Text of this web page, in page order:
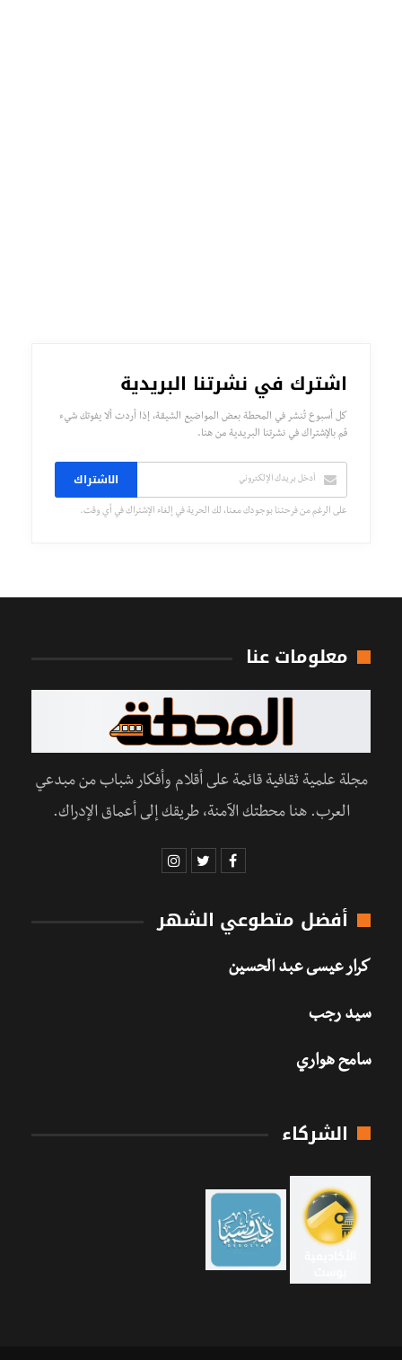
اشترك في نشرتنا البريدية
كل أسبوع تُنشر في المحطة بعض المواضيع الشيقة، إذا أردت ألا يفوتك شيء
قم بالإشتراك في نشرتنا البريدية من هنا.
الاشتراك
على الرغم من فرحتنا بوجودك معنا، لك الحرية في إلغاء الإشتراك في أي وقت.
معلومات عنا
مجلة علمية ثقافية قائمة على أقلام وأفكار شباب من مبدعي
العرب. هنا محطتك الآمنة، طريقك إلى أعماق الإدراك.
أفضل متطوعي الشهر
كرار عيسى عبد الحسين
سيد رجب
سامح هواري
الشركاء